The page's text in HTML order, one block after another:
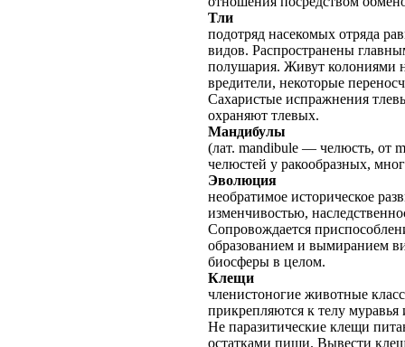
Тли
подотряд насекомых отряда
видов. Распространены
полушария. Живут колониями
вредители, некоторые
Сахаристые испражнения
охраняют тлевых.
Мандибулы
(лат. mandibule — челюсть, от
челюстей у ракообразных,
Эволюция
необратимое историческое
изменчивостью,
Сопровождается
образованием и вымиранием
биосферы в целом.
Клещи
членистоногие животные
прикрепляются к телу
Не паразитические клещи
остатками пищи. Вывести